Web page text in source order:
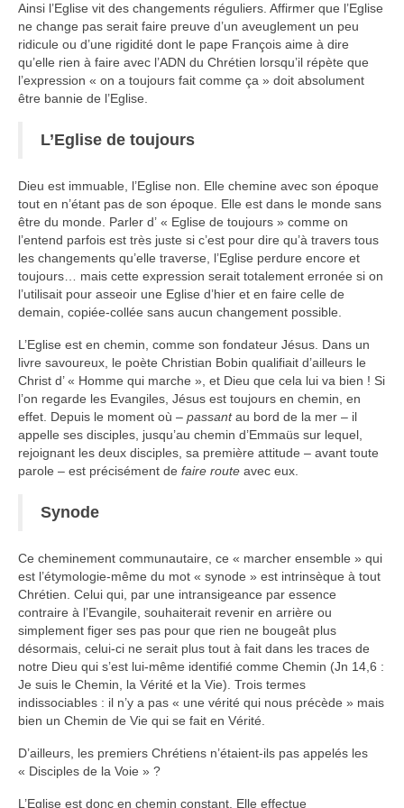
Autres Enseignements
Retraites
Anciens enseignements Théodule
Prier
Partagez votre prière
Célébrer
Lieux et Dates
Prochaines Messes
Ainsi l’Eglise vit des changements réguliers. Affirmer que l’Eglise
ne change pas serait faire preuve d’un aveuglement un peu
ridicule ou d’une rigidité dont le pape François aime à dire
qu’elle rien à faire avec l’ADN du Chrétien lorsqu’il répète que
l’expression « on a toujours fait comme ça » doit absolument
être bannie de l’Eglise.
L’Eglise de toujours
Dieu est immuable, l’Eglise non. Elle chemine avec son époque
tout en n’étant pas de son époque. Elle est dans le monde sans
être du monde. Parler d’ « Eglise de toujours » comme on
l’entend parfois est très juste si c’est pour dire qu’à travers tous
les changements qu’elle traverse, l’Eglise perdure encore et
toujours… mais cette expression serait totalement erronée si on
l’utilisait pour asseoir une Eglise d’hier et en faire celle de
demain, copiée-collée sans aucun changement possible.
L’Eglise est en chemin, comme son fondateur Jésus. Dans un
livre savoureux, le poète Christian Bobin qualifiait d’ailleurs le
Christ d’ « Homme qui marche », et Dieu que cela lui va bien ! Si
l’on regarde les Evangiles, Jésus est toujours en chemin, en
effet. Depuis le moment où – passantau bord de la mer – il
appelle ses disciples, jusqu’au chemin d’Emmaüs sur lequel,
rejoignant les deux disciples, sa première attitude – avant toute
parole – est précisément de faire route avec eux.
Synode
Ce cheminement communautaire, ce « marcher ensemble » qui
est l’étymologie-même du mot « synode » est intrinsèque à tout
Chrétien. Celui qui, par une intransigeance par essence
contraire à l’Evangile, souhaiterait revenir en arrière ou
simplement figer ses pas pour que rien ne bougeât plus
désormais, celui-ci ne serait plus tout à fait dans les traces de
notre Dieu qui s’est lui-même identifié comme Chemin (Jn 14,6 :
Je suis le Chemin, la Vérité et la Vie). Trois termes
indissociables : il n’y a pas « une vérité qui nous précède » mais
bien un Chemin de Vie qui se fait en Vérité.
D’ailleurs, les premiers Chrétiens n’étaient-ils pas appelés les
« Disciples de la Voie » ?
L’Eglise est donc en chemin constant. Elle effectue